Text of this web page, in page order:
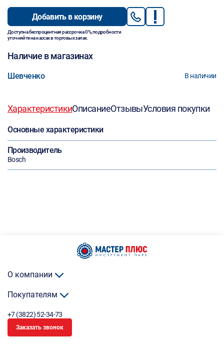
Добавить в корзину
Доступна беспроцентная рассрочка 0%, подробности
уточняйте на кассах в торговых залах.
Наличие в магазинах
Шевченко В наличии
ХарактеристикиОписаниеОтзывыУсловия покупки
Основные характеристики
Производитель
Bosch
О компании
Покупателям
+7 (3822) 52-34-73
Заказать звонок